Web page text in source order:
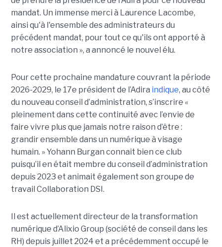
mandat. Un immense merci à Laurence Lacombe,
ainsi qu'à l'ensemble des administrateurs du
précédent mandat, pour tout ce qu'ils ont apporté à
notre association », a annoncé le nouvel élu.
Pour cette prochaine mandature couvrant la période
2026-2029, le 17e président de l’Adira indique, au côté
du nouveau conseil d’administration, s’inscrire «
pleinement dans cette continuité avec l’envie de
faire vivre plus que jamais notre raison d’être :
grandir ensemble dans un numérique à visage
humain. »Yohann Burgan connait bien ce club
puisqu’il en était membre du conseil d’administration
depuis 2023 et animait également son groupe de
travail Collaboration DSI.
Il est actuellement directeur de la transformation
numérique d’Alixio Group (société de conseil dans les
RH) depuis juillet 2024 et a précédemment occupé le